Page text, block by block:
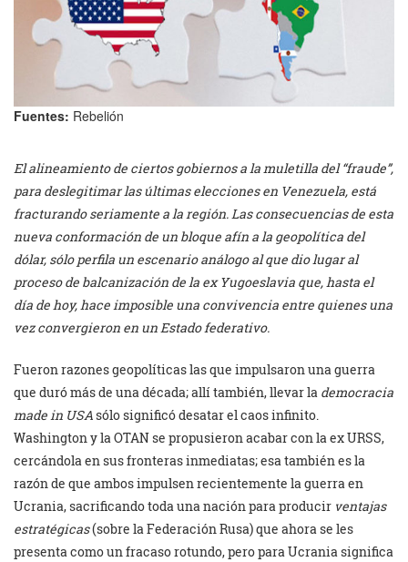
Fuentes: Rebelión
El alineamiento de ciertos gobiernos a la muletilla del “fraude”,
para deslegitimar las últimas elecciones en Venezuela, está
fracturando seriamente a la región. Las consecuencias de esta
nueva conformación de un bloque afín a la geopolítica del
dólar, sólo perfila un escenario análogo al que dio lugar al
proceso de balcanización de la ex Yugoeslavia que, hasta el
día de hoy, hace imposible una convivencia entre quienes una
vez convergieron en un Estado federativo.
Fueron razones geopolíticas las que impulsaron una guerra
que duró más de una década; allí también, llevar la democracia
made in USAsólo significó desatar el caos infinito.
Washington y la OTAN se propusieron acabar con la ex URSS,
cercándola en sus fronteras inmediatas; esa también es la
razón de que ambos impulsen recientemente la guerra en
Ucrania, sacrificando toda una nación para producir ventajas
estratégicas(sobre la Federación Rusa) que ahora se les
presenta como un fracaso rotundo, pero para Ucrania significa